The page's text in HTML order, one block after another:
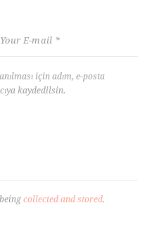
için adım, e-posta
kaydedilsin.
collected and stored.